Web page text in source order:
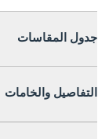
جدول المقاسات
التفاصيل والخامات